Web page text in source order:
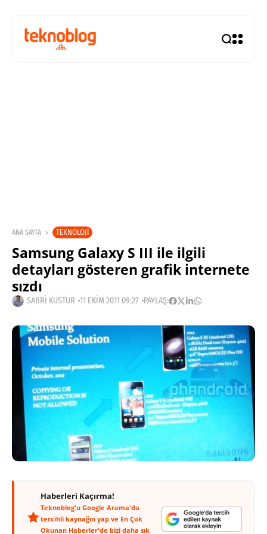
ANA SAYFA TEKNOLOJI
Samsung Galaxy S III ile ilgili
detayları gösteren grafik internete
sızdı
SABRI KÜSTÜR 11 EKIM 2011 09:27 PAYLAŞ:
Haberleri Kaçırma!
Teknoblog'u Google Arama'da
tercihli kaynağın yap ve En Çok
Okunan Haberler'de bizi daha sık